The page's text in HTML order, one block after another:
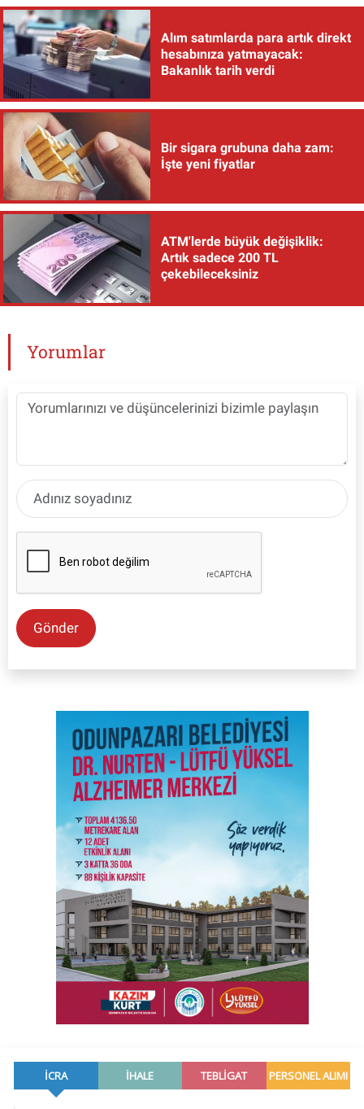
Alım satımlarda para artık direkt
hesabınıza yatmayacak:
Bakanlık tarih verdi
Bir sigara grubuna daha zam:
İşte yeni fiyatlar
ATM'lerde büyük değişiklik:
Artık sadece 200 TL
çekebileceksiniz
Yorumlar
Gönder